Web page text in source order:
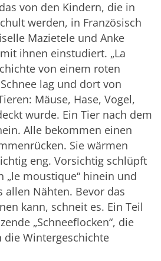
von den Kindern, die in
werden, in Französisch
Mazietele und Anke
ihnen einstudiert. „La
von einem roten
lag und dort von
Mäuse, Hase, Vogel,
wurde. Ein Tier nach dem
Alle bekommen einen
Sie wärmen
eng. Vorsichtig schlüpft
„le moustique“ hinein und
allen Nähten. Bevor das
kann, schneit es. Ein Teil
„Schneeflocken“, die
die Wintergeschichte